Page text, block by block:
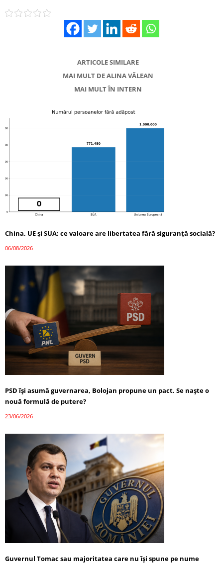
ARTICOLE SIMILARE
MAI MULT DE ALINA VĂLEAN
MAI MULT ÎN INTERN
China, UE și SUA: ce valoare are libertatea fără siguranță socială?
06/08/2026
PSD își asumă guvernarea, Bolojan propune un pact. Se naște o
nouă formulă de putere?
23/06/2026
Guvernul Tomac sau majoritatea care nu își spune pe nume